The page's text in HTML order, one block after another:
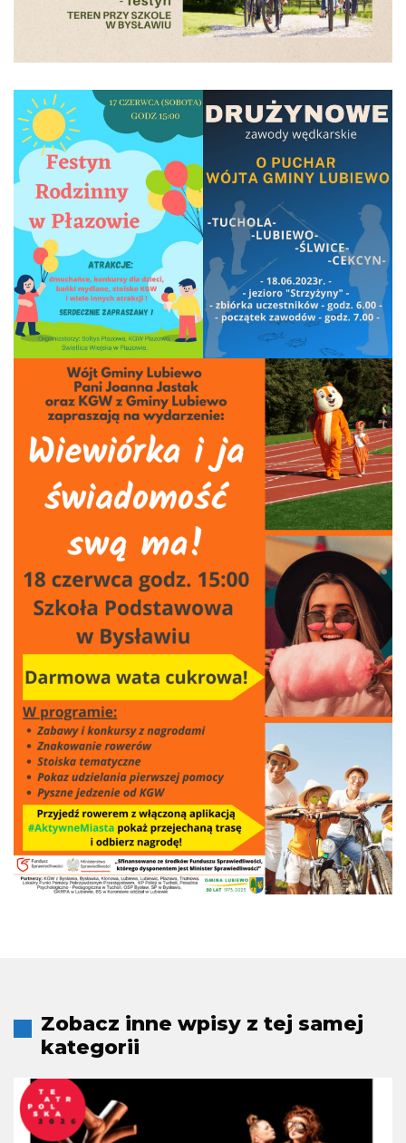
Zobacz inne wpisy z tej samej
kategorii